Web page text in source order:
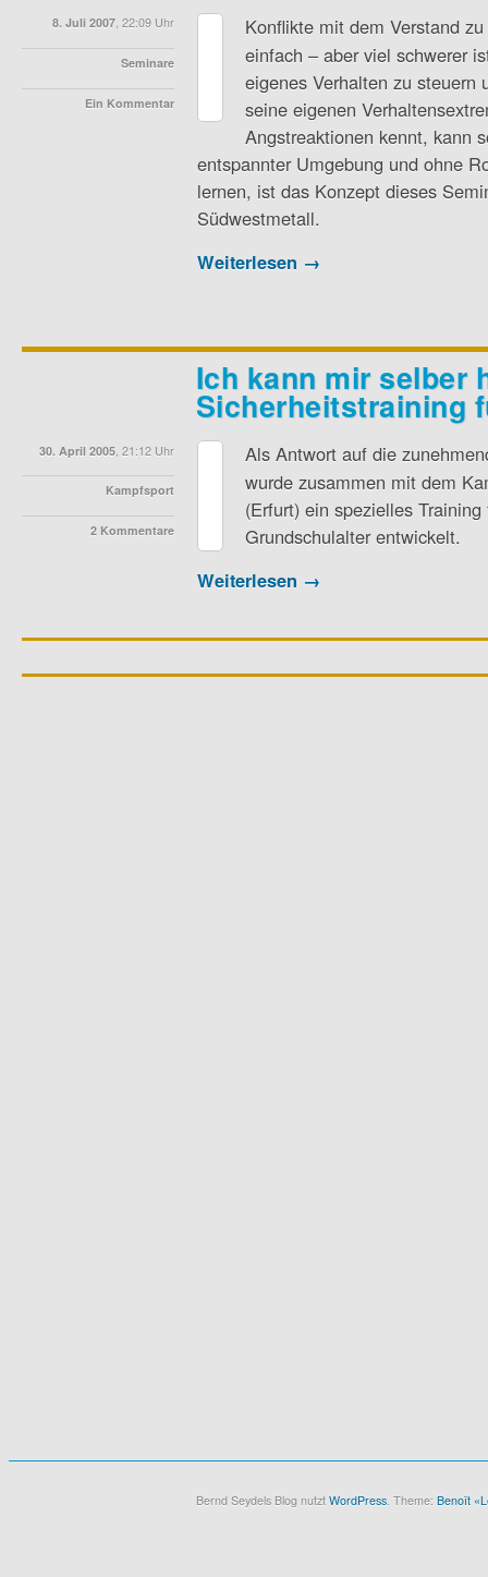
8. Juli 2007, 22:09 Uhr
Seminare
Ein Kommentar
Konflikte mit dem Verstand
einfach – aber viel schwerer
eigenes Verhalten zu steuern
seine eigenen
Angstreaktionen kennt, kann
entspannter Umgebung und ohne
lernen, ist das Konzept dieses
Südwestmetall.
Weiterlesen →
Ich kann mir selber
Sicherheitstraining
30. April 2005 , 21:12 Uhr
Kampfsport
2 Kommentare
Als Antwort auf die
wurde zusammen mit dem
(Erfurt) ein spezielles
Grundschulalter entwickelt.
Weiterlesen →
Bernd Seydels Blog nutzt WordPress . Theme: Benoît